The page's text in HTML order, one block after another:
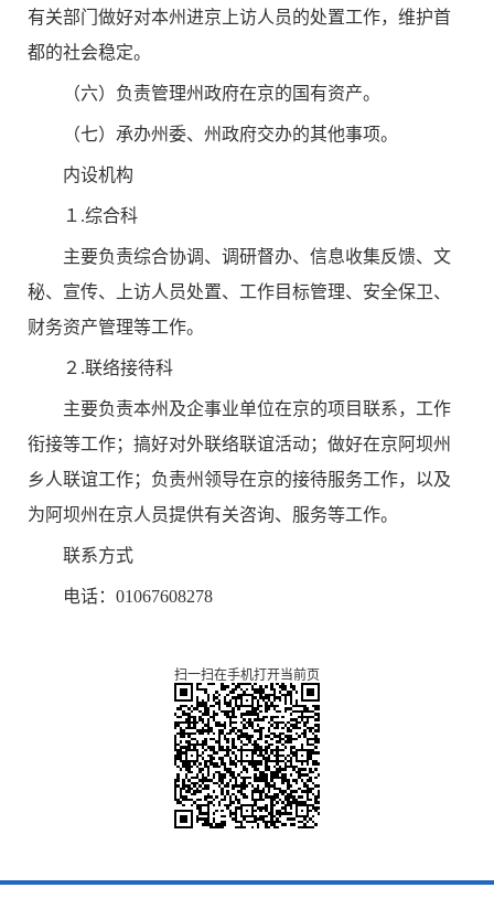
有关部门做好对本州进京上访人员的处置工作，维护首
都的社会稳定。
（六）负责管理州政府在京的国有资产。
（七）承办州委、州政府交办的其他事项。
内设机构
１.综合科
主要负责综合协调、调研督办、信息收集反馈、文
秘、宣传、上访人员处置、工作目标管理、安全保卫、
财务资产管理等工作。
２.联络接待科
主要负责本州及企事业单位在京的项目联系，工作
衔接等工作；搞好对外联络联谊活动；做好在京阿坝州
乡人联谊工作；负责州领导在京的接待服务工作，以及
为阿坝州在京人员提供有关咨询、服务等工作。
联系方式
电话：01067608278
扫一扫在手机打开当前页